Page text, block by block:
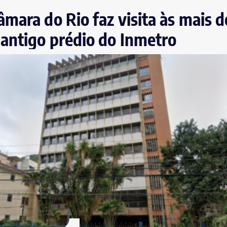
do Rio faz visita às mais
prédio do Inmetro